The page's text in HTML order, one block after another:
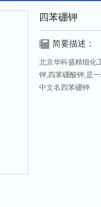
四苯硼钾
简要描述：
北京华科盛精细化
钾,四苯硼酸钾,是
中文名四苯硼钾